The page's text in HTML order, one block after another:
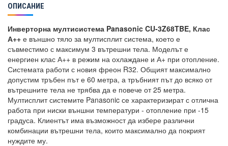
ОПИСАНИЕ
Инверторна мултисистема Panasonic CU-3Z68TBE, Клас
А++ е външно тяло за мултисплит система, което е
съвместимо с максимум 3 вътрешни тела. Моделът е
енергиен клас А++ в режим на охлаждане и А+ при отопление.
Системата работи с новия фреон R32. Общият максимално
допустим тръбен път е 60 метра, а тръбният път до всяко от
вътрешните тела не трябва да е повече от 25 метра.
Мултисплит системите Panasonic се характеризират с отлична
работа при ниски външни температури - отопление при -15
градуса. Клиентът има възможност да избере различни
комбинации вътрешни тела, които максимално да покрият
нуждите му.